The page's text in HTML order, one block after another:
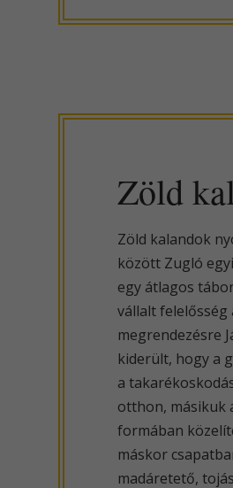
Zöld
Zöld kalandok
között Zugló
egy átlagos
vállalt felelősség
megrendezésre
kiderült, hogy a
a
otthon, másikuk
formában
máskor
madáretető,